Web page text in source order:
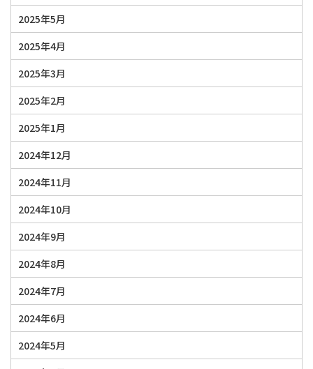
2025年5月
2025年4月
2025年3月
2025年2月
2025年1月
2024年12月
2024年11月
2024年10月
2024年9月
2024年8月
2024年7月
2024年6月
2024年5月